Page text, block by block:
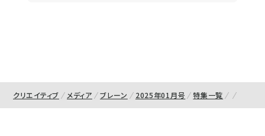
クリエイティブ メディア ブレーン 2025年01月号 特集一覧